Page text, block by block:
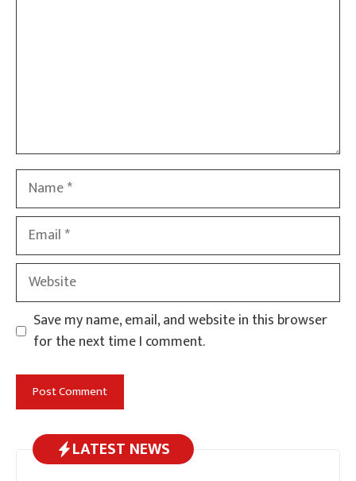
Name
Email
Website
Save my name, email, and website in this browser
for the next time I comment.
LATEST NEWS